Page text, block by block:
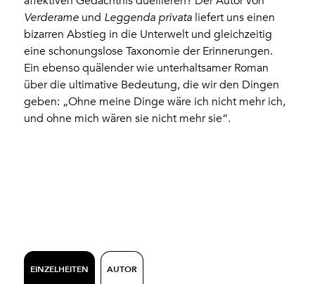
Verderame und Leggenda privata liefert uns einen
bizarren Abstieg in die Unterwelt und gleichzeitig
eine schonungslose Taxonomie der Erinnerungen.
Ein ebenso quälender wie unterhaltsamer Roman
über die ultimative Bedeutung, die wir den Dingen
geben: „Ohne meine Dinge wäre ich nicht mehr ich,
und ohne mich wären sie nicht mehr sie“.
EINZELHEITEN AUTOR